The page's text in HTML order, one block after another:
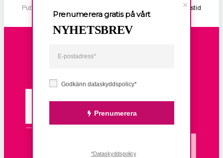
Publicerad 2 januari, 2026 1 min lästid
Godkänn dataskyddspolicy*
Prenumerera
Prenumerera gratis på vårt
NYHETSBREV
*Dataskyddspolicy